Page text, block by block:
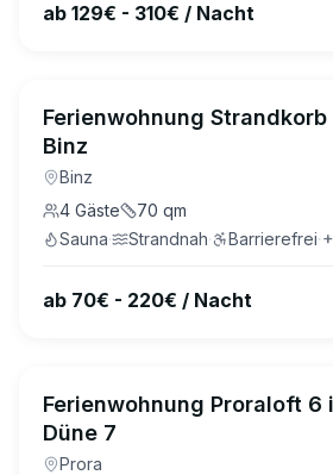
ab 129€ - 310€ / Nacht
Ferienwohnung Strandkorb
Binz
Binz
4 Gäste 70 qm
Sauna· Strandnah· Barrierefrei·+
ab 70€ - 220€ / Nacht
Ferienwohnung Proraloft 6
Düne 7
Prora